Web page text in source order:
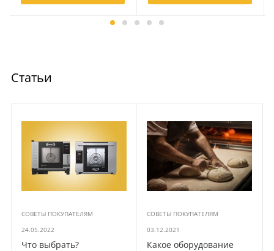
Статьи
СОВЕТЫ ПОКУПАТЕЛЯМ
24.05.2022
Что выбрать?
СОВЕТЫ ПОКУПАТЕЛЯМ
03.12.2021
Какое оборудование